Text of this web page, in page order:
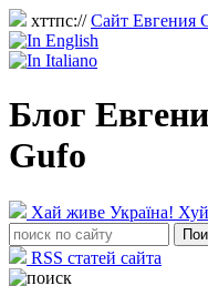
хттпс://Сайт Евгения
Блог
Gufo
Хай живе Україна!
RSS статей сайта